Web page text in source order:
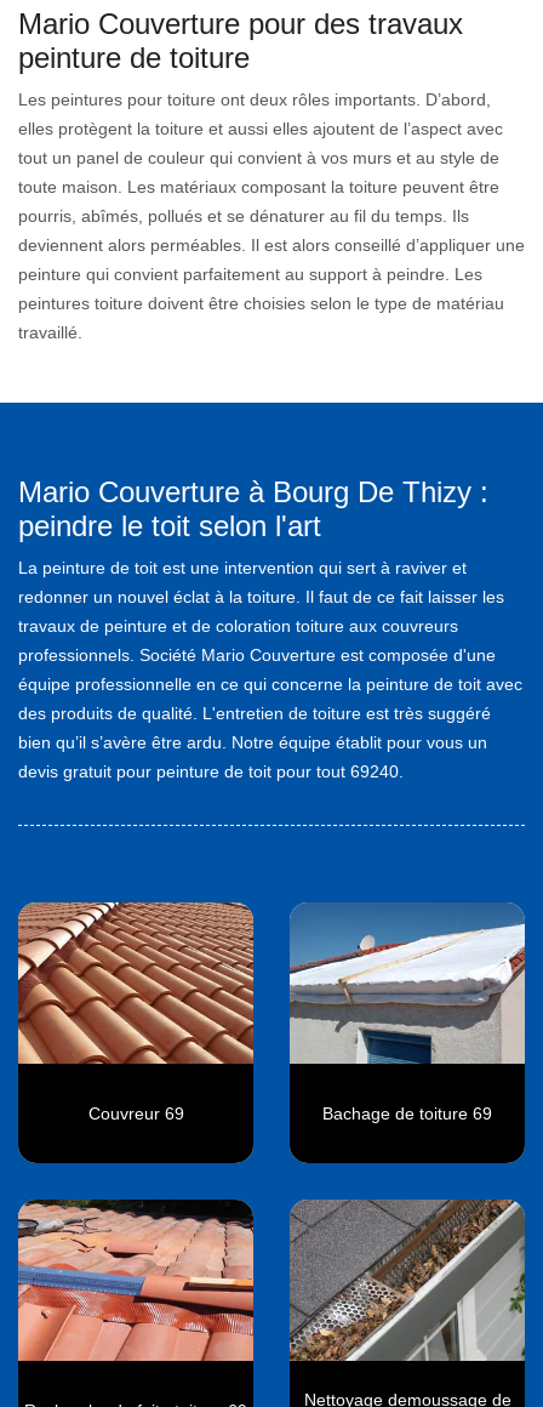
Mario Couverture pour des travaux
peinture de toiture
Les peintures pour toiture ont deux rôles importants. D’abord,
elles protègent la toiture et aussi elles ajoutent de l’aspect avec
tout un panel de couleur qui convient à vos murs et au style de
toute maison. Les matériaux composant la toiture peuvent être
pourris, abîmés, pollués et se dénaturer au fil du temps. Ils
deviennent alors perméables. Il est alors conseillé d’appliquer une
peinture qui convient parfaitement au support à peindre. Les
peintures toiture doivent être choisies selon le type de matériau
travaillé.
Mario Couverture à Bourg De Thizy :
peindre le toit selon l'art
La peinture de toit est une intervention qui sert à raviver et
redonner un nouvel éclat à la toiture. Il faut de ce fait laisser les
travaux de peinture et de coloration toiture aux couvreurs
professionnels. Société Mario Couverture est composée d'une
équipe professionnelle en ce qui concerne la peinture de toit avec
des produits de qualité. L'entretien de toiture est très suggéré
bien qu’il s’avère être ardu. Notre équipe établit pour vous un
devis gratuit pour peinture de toit pour tout 69240.
Couvreur 69 Bachage de toiture 69
Nettoyage demoussage de